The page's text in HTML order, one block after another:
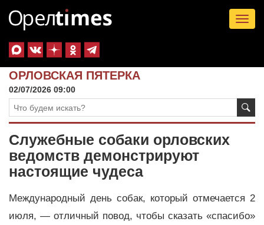
ОРЛОВСКАЯ ПЯТЕРКА
02/07/2026 09:00
Служебные собаки орловских
ведомств демонстрируют
настоящие чудеса
Международный день собак, который отмечается 2
июля, — отличный повод, чтобы сказать «спасибо»